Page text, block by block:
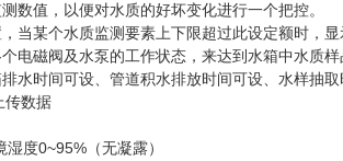
数值，以便对水质的好坏变化进行一个把控。
当某个水质监测要素上下限超过此设定额时，显
电磁阀及水泵的工作状态，来达到水箱中水质样
水时间可设、管道积水排放时间可设、水样抽取
传数据
度0~95%（无凝露）